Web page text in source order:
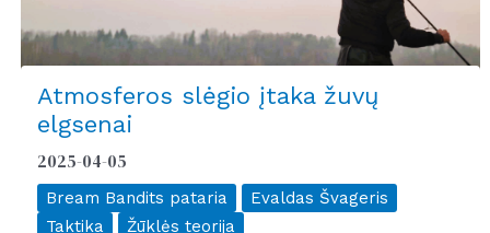
Atmosferos slėgio įtaka žuvų
elgsenai
2025-04-05
Bream Bandits pataria
Evaldas Švageris
Taktika
Žūklės teorija